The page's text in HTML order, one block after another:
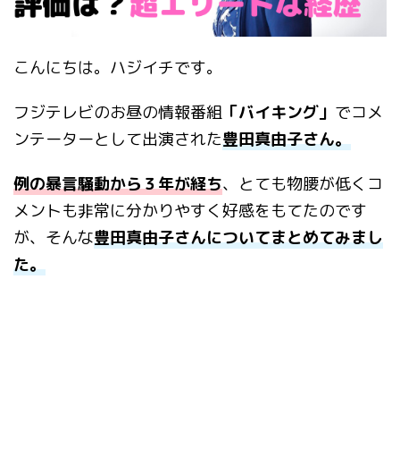
こんにちは。ハジイチです。
フジテレビのお昼の情報番組 「バイキング」 でコメ
ンテーターとして出演された豊田真由子さん。
例の暴言騒動から３年が経ち、とても物腰が低くコ
メントも非常に分かりやすく好感をもてたのです
が、そんな豊田真由子さんについてまとめてみまし
た。